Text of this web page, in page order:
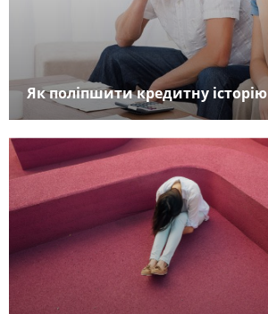
Як поліпшити кредитну історію